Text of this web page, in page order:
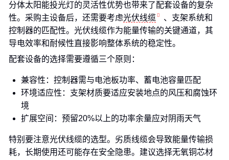
分体太阳能投光灯的灵活性优势也带来了配套设备的复杂
性。采购主设备后，还需要考虑光伏线缆
、支架系统和
控制器的匹配性。光伏线缆作为能量传输的关键通道，其
导电效率和耐候性直接影响整体系统的稳定性。
配套设备的选择需要遵循三个原则：
兼容性：控制器需与电池板功率、蓄电池容量匹配
环境适应性：支架材质要适应安装地点的风压和腐蚀环
境
扩展空间：预留20%以上的功率余量应对阴雨天气
特别要注意光伏线缆的选型。劣质线缆会导致能量传输损
耗，长期使用还可能存在安全隐患。建议选择无氧铜芯材